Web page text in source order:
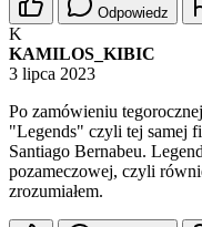
Odpowiedz
K
KAMILOS_KIBIC
3 lipca 2023
Po zamówieniu
"Legends" czyli tej samej
Santiago Bernabeu.
pozameczowej, czyli
zrozumiałem.